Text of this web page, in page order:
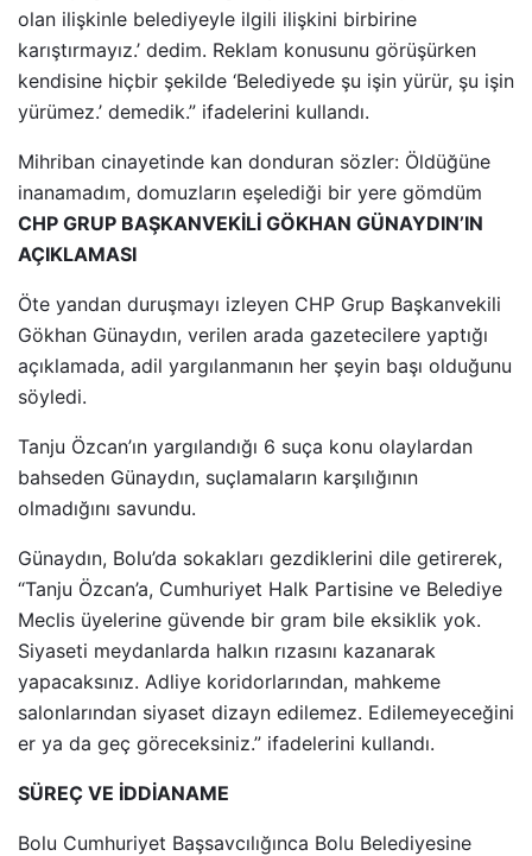
olan ilişkinle belediyeyle ilgili ilişkini birbirine
karıştırmayız.’ dedim. Reklam konusunu görüşürken
kendisine hiçbir şekilde ‘Belediyede şu işin yürür, şu işin
yürümez.’ demedik.” ifadelerini kullandı.
Mihriban cinayetinde kan donduran sözler: Öldüğüne
inanamadım, domuzların eşelediği bir yere gömdüm
CHP GRUP BAŞKANVEKİLİ GÖKHAN GÜNAYDIN’IN
AÇIKLAMASI
Öte yandan duruşmayı izleyen CHP Grup Başkanvekili
Gökhan Günaydın, verilen arada gazetecilere yaptığı
açıklamada, adil yargılanmanın her şeyin başı olduğunu
söyledi.
Tanju Özcan’ın yargılandığı 6 suça konu olaylardan
bahseden Günaydın, suçlamaların karşılığının
olmadığını savundu.
Günaydın, Bolu’da sokakları gezdiklerini dile getirerek,
“Tanju Özcan’a, Cumhuriyet Halk Partisine ve Belediye
Meclis üyelerine güvende bir gram bile eksiklik yok.
Siyaseti meydanlarda halkın rızasını kazanarak
yapacaksınız. Adliye koridorlarından, mahkeme
salonlarından siyaset dizayn edilemez. Edilemeyeceğini
er ya da geç göreceksiniz.” ifadelerini kullandı.
SÜREÇ VE İDDİANAME
Bolu Cumhuriyet Başsavcılığınca Bolu Belediyesine